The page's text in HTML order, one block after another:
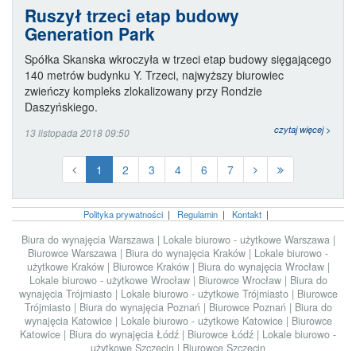
Ruszył trzeci etap budowy
Generation Park
Spółka Skanska wkroczyła w trzeci etap budowy sięgającego
140 metrów budynku Y. Trzeci, najwyższy biurowiec
zwieńczy kompleks zlokalizowany przy Rondzie
Daszyńskiego.
13 listopada 2018 09:50 czytaj więcej >
1 2 3 4 6 7
Polityka prywatności| Regulamin| Kontakt|
Biura do wynajęcia Warszawa | Lokale biurowo - użytkowe Warszawa |
Biurowce Warszawa | Biura do wynajęcia Kraków | Lokale biurowo -
użytkowe Kraków | Biurowce Kraków | Biura do wynajęcia Wrocław |
Lokale biurowo - użytkowe Wrocław | Biurowce Wrocław | Biura do
wynajęcia Trójmiasto | Lokale biurowo - użytkowe Trójmiasto | Biurowce
Trójmiasto | Biura do wynajęcia Poznań | Biurowce Poznań | Biura do
wynajęcia Katowice | Lokale biurowo - użytkowe Katowice | Biurowce
Katowice | Biura do wynajęcia Łódź | Biurowce Łódź | Lokale biurowo -
użytkowe Szczecin | Biurowce Szczecin